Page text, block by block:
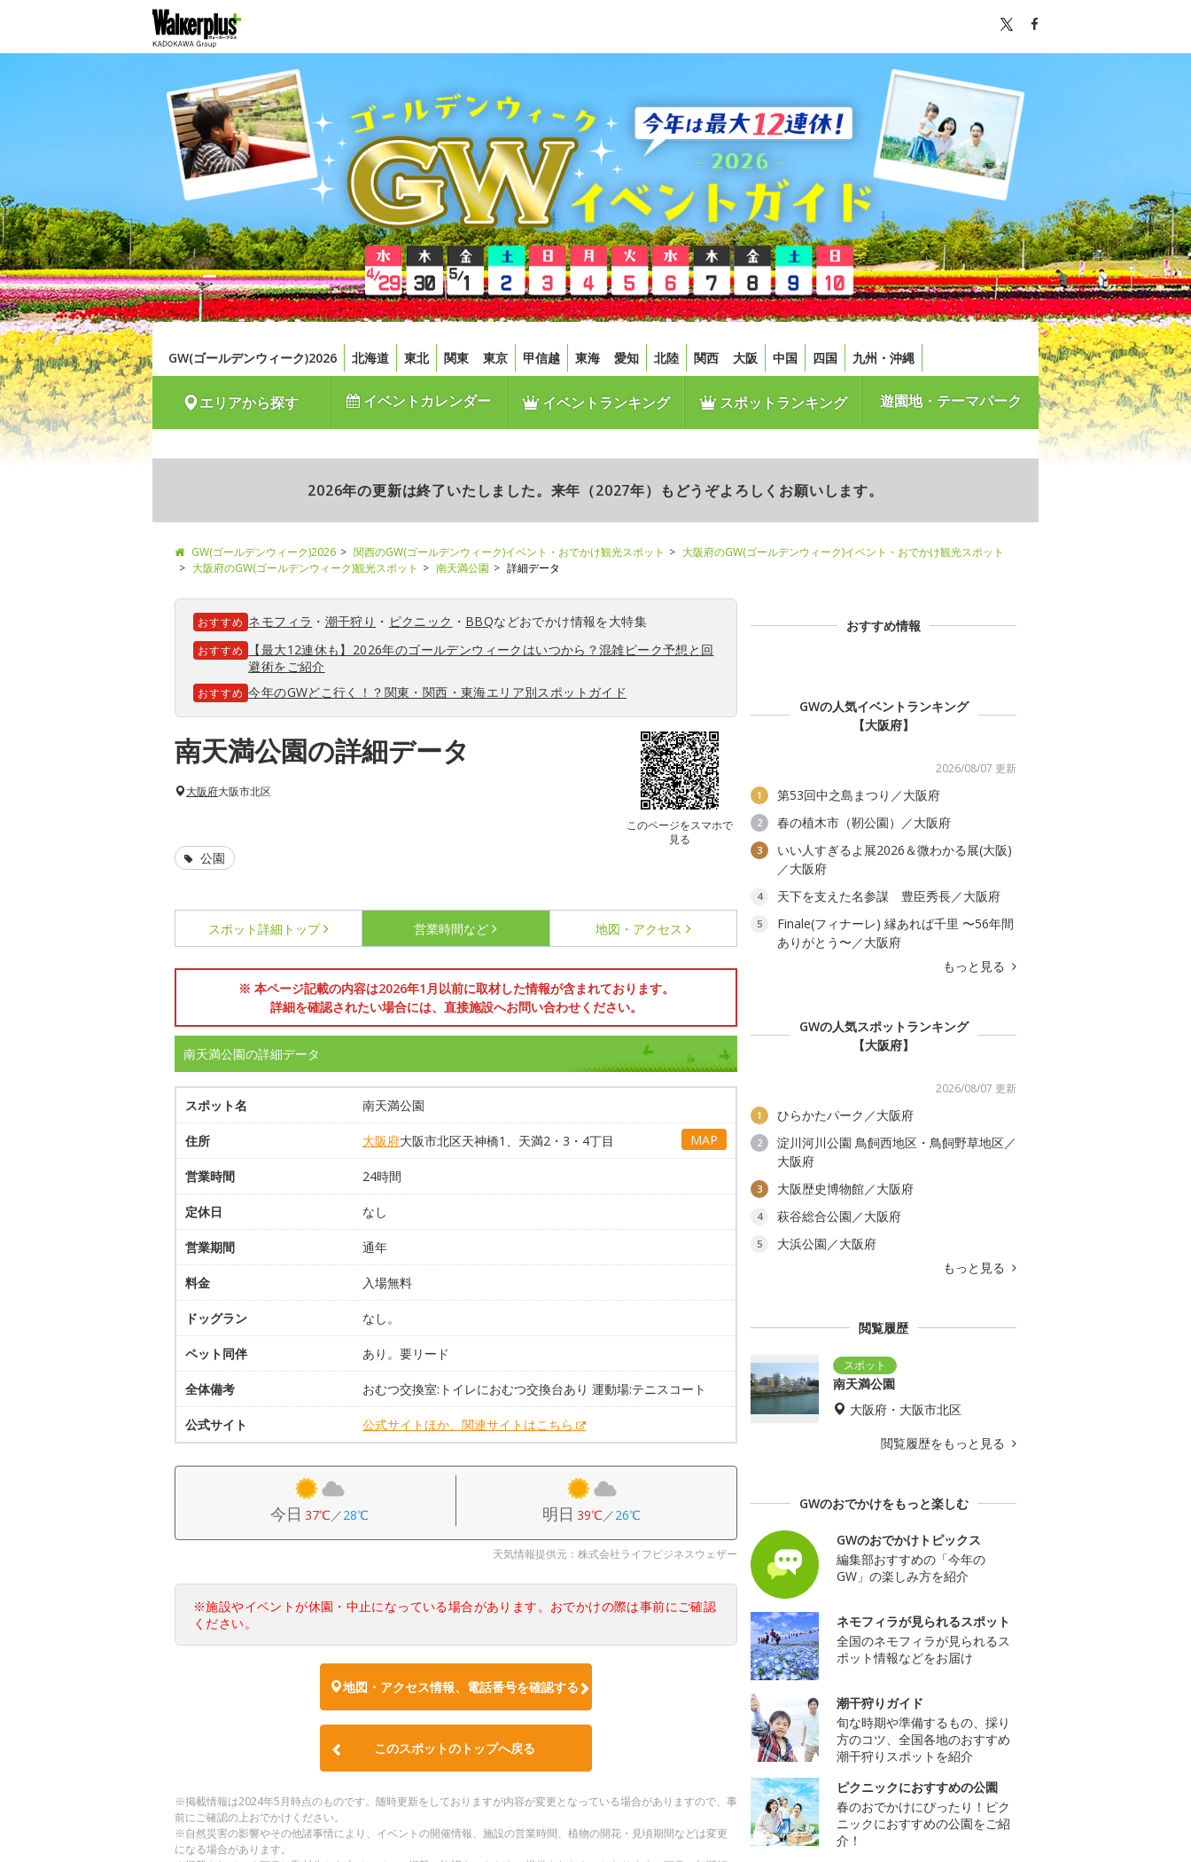
GW(ゴールデンウィーク)2026 北海道 東北 関東 東京 甲信越 東海 愛知 北陸 関西 大阪 中国 四国 九州・沖縄
エリアから探す イベントカレンダー イベントランキング スポットランキング 遊園地・テーマパーク
2026年の更新は終了いたしました。来年（2027年）もどうぞよろしくお願いします。
GW(ゴールデンウィーク)2026 関西のGW(ゴールデンウィーク)イベント・おでかけ観光スポット
大阪府のGW(ゴールデンウィーク)イベント・おでかけ観光スポット
大阪府のGW(ゴールデンウィーク)観光スポット
南天満公園 詳細データ
おすすめ ネモフィラ ・ 潮干狩り ・ ピクニック ・ BBQなどおでかけ情報を大特集
おすすめ
【最大12連休も】2026年のゴールデンウィークはいつから？混雑ピーク予想と回
避術をご紹介
おすすめ 今年のGWどこ行く！？関東・関西・東海エリア別スポットガイド
南天満公園の詳細データ
このページをスマホで
見る
大阪府大阪市北区
公園
スポット詳細 トップ 営業時間など 地図・アクセス
※ 本ページ記載の内容は2026年1月以前に取材した情報が含まれております。
詳細を確認されたい場合には、直接施設へお問い合わせください。
南天満公園の詳細データ
スポット名 南天満公園
住所 大阪府大阪市北区天神橋1、天満2・3・4丁目 MAP
営業時間 24時間
定休日 なし
営業期間 通年
料金 入場無料
ドッグラン なし。
ペット同伴 あり。要リード
全体備考 おむつ交換室:トイレにおむつ交換台あり 運動場:テニスコート
公式サイト 公式サイトほか、関連サイトはこちら
今日 37℃／28℃ 明日 39℃／26℃
天気情報提供元：株式会社ライフビジネスウェザー
※施設やイベントが休園・中止になっている場合があります。おでかけの際は事前にご確認
ください。
地図・アクセス情報、電話番号を確認する
このスポットのトップへ戻る
※掲載情報は2024年5月時点のものです。随時更新をしておりますが内容が変更となっている場合がありますので、事
前にご確認の上おでかけください。
※自然災害の影響やその他諸事情により、イベントの開催情報、施設の営業時間、植物の開花・見頃期間などは変更
になる場合があります。
おすすめ情報
GWの人気イベントランキング
【大阪府】
2026/08/07 更新
1 第53回中之島まつり／大阪府
2 春の植木市（靭公園）／大阪府
3
いい人すぎるよ展2026＆微わかる展(大阪)
／大阪府
4 天下を支えた名参謀 豊臣秀長／大阪府
5
Finale(フィナーレ) 縁あれば千里 〜56年間
ありがとう〜／大阪府
もっと見る
GWの人気スポットランキング
【大阪府】
2026/08/07 更新
1 ひらかたパーク／大阪府
2
淀川河川公園 鳥飼西地区・鳥飼野草地区／
大阪府
3 大阪歴史博物館／大阪府
4 萩谷総合公園／大阪府
5
大浜公園／大阪府
もっと見る
閲覧履歴
南天満公園
大阪府・大阪市北区
閲覧履歴をもっと見る
GWのおでかけをもっと楽しむ
GWのおでかけトピックス
編集部おすすめの「今年の
GW」の楽しみ方を紹介
ネモフィラが見られるスポット
全国のネモフィラが見られるス
ポット情報などをお届け
潮干狩りガイド
旬な時期や準備するもの、採り
方のコツ、全国各地のおすすめ
潮干狩りスポットを紹介
ピクニックにおすすめの公園
春のおでかけにぴったり！ピク
ニックにおすすめの公園をご紹
介！